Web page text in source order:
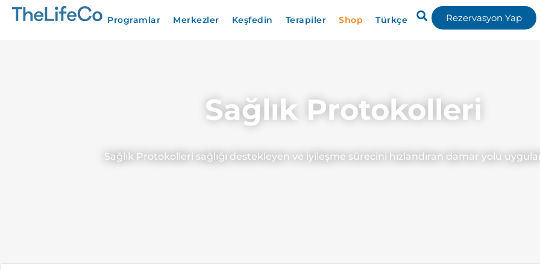
Programlar Merkezler Keşfedin Terapiler Shop Türkçe Rezervasyon Yap
Sağlık Protokolleri
Sağlık Protokolleri sağlığı destekleyen ve iyileşme sürecini hızlandıran damar yolu